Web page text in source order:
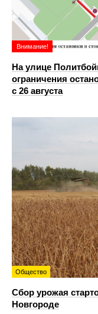
Внимание!
На улице
ограничения
с 26 августа
Общество
Сбор урожая
Новгороде